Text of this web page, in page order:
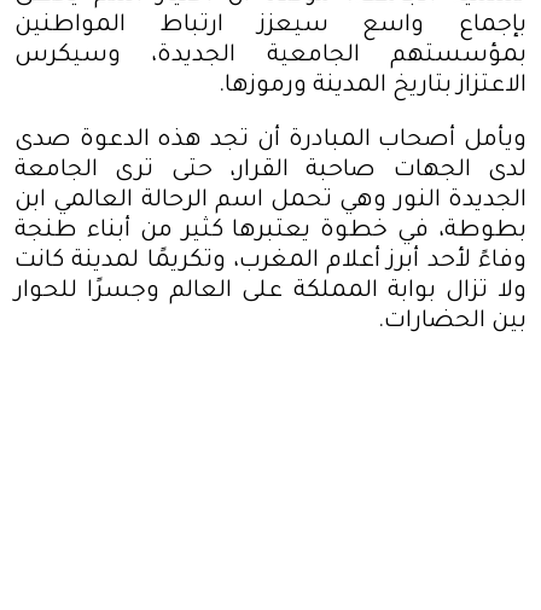
بإجماع واسع سيعزز ارتباط المواطنين
بمؤسستهم الجامعية الجديدة، وسيكرس
الاعتزاز بتاريخ المدينة ورموزها.
ويأمل أصحاب المبادرة أن تجد هذه الدعوة صدى
لدى الجهات صاحبة القرار، حتى ترى الجامعة
الجديدة النور وهي تحمل اسم الرحالة العالمي ابن
بطوطة، في خطوة يعتبرها كثير من أبناء طنجة
وفاءً لأحد أبرز أعلام المغرب، وتكريمًا لمدينة كانت
ولا تزال بوابة المملكة على العالم وجسرًا للحوار
بين الحضارات.